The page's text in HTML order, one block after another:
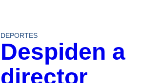
DEPORTES
Despiden a
director